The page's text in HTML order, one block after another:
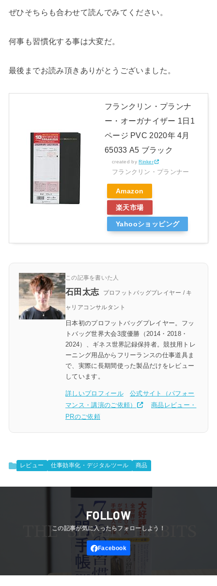
ぜひそちらも合わせて読んでみてください。
何事も習慣化する事は大変だ。
最後までお読み頂きありがとうございました。
フランクリン・プランナ
ー・オーガナイザー 1日1
ページ PVC 2020年 4月
65033 A5 ブラック
created byRinker
フランクリン・プランナー
Amazon
楽天市場
Yahooショッピング
この記事を書いた人
石田太志 プロフットバッグプレイヤー / キ
ャリアコンサルタント
日本初のプロフットバッグプレイヤー。フッ
トバッグ世界大会3度優勝（2014・2018・
2024）、ギネス世界記録保持者。競技用トレ
ーニング用品からフリーランスの仕事道具ま
で、実際に長期間使った製品だけをレビュー
しています。
詳しいプロフィール
公式サイト（パフォー
マンス・講演のご依頼）
商品レビュー・
PRのご依頼
レビュー 仕事効率化・デジタルツール 商品
FOLLOW